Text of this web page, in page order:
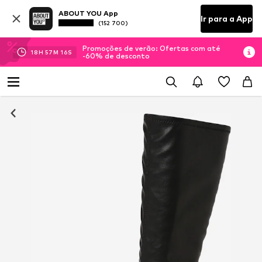
ABOUT YOU App
(152 700) Ir para a App
18H 57M 15S
Promoções de verão: Ofertas com até
-60% de desconto